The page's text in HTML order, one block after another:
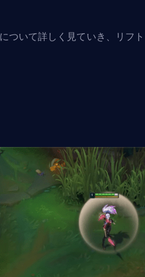
ついて詳しく見ていき、リフト